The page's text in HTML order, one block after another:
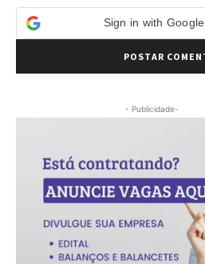
Sign in with Google
- Publicidade-